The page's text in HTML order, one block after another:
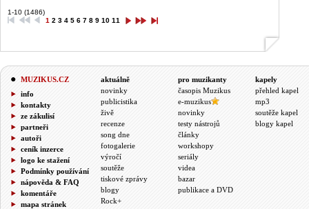
1-10 (1486)
1 2 3 4 5 6 7 8 9 10 11
MUZIKUS.CZ
info
kontakty
ze zákulisí
partneři
autoři
ceník inzerce
logo ke stažení
Podmínky používání
nápověda & FAQ
komentáře
mapa stránek
aktuálně
novinky
publicistika
živě
recenze
song dne
fotogalerie
výročí
soutěže
tiskové zprávy
blogy
Rock+
pro muzikanty
časopis Muzikus
e-muzikus
novinky
testy nástrojů
články
workshopy
seriály
videa
bazar
publikace a DVD
kapely
přehled kapel
mp3
soutěže kapel
blogy kapel